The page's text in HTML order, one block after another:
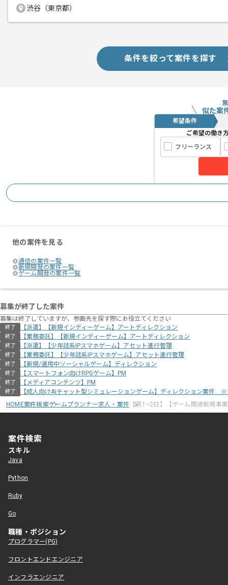
渋谷（東京都）
条件を絞って案件を探す
似た案
希望条件
ご希望の働き
フリーランス
他の案件を見る
通信の案件一覧
新規開発の案件一覧
ゲーム開発の案件一覧
募集が終了した案件
募集は終了していますが、参画先を探す際にお役立てください
終了 【派遣】【新規インディーゲーム】アートディレクション
終了 【業務委託】【新規インディーゲーム】アートディレクション
終了 【派遣】【少年誌系IPスマホゲーム】アセット進行管理
終了 【業務委託】【少年誌系IPスマホゲーム】アセット進行管理
終了 【新規/運用中ソーシャルゲーム】ディレクション
終了 【スマートフォン向けRPGゲーム】PM
終了 【メディアコンテンツ】PM
終了
【成人向けAIチャット型シミュレーションゲーム】ディレクション案件
HOME案件検索ゲームプランナー求人・案件 【週1~2日】【ゲーム関連新規事
案件検索
スキル
Java
Python
Ruby
Go
職種・ポジション
プログラマー(PG)
フロントエンドエンジニア
インフラエンジニア